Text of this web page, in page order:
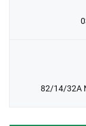
82/14/32A